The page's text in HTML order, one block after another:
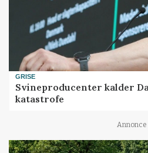
GRISE
Svineproducenter kalder
katastrofe
Annonce